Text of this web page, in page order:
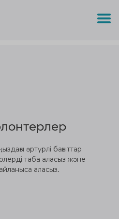
әртүрлі бағыттар
таба аласыз және
аласыз.